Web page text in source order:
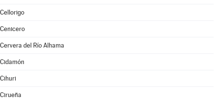
Cellorigo
Cenicero
Cervera del Río Alhama
Cidamón
Cihuri
Cirueña